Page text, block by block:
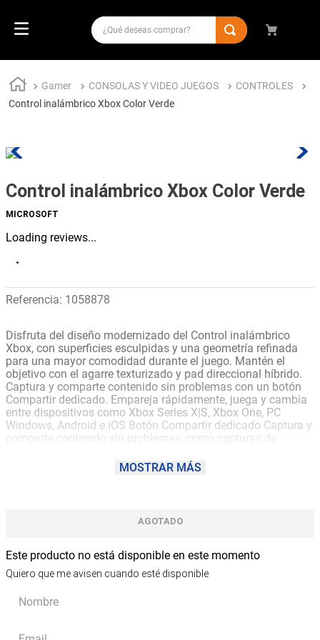
Gamer CONSOLAS Y VIDEO JUEGOS
CONTROLES
Control inalámbrico Xbox Color Verde
Control inalámbrico Xbox Color Verde
MICROSOFT
Loading reviews...
·
Referencia: 1058878
Disfruta del diseño modernizado del Control inalámbrico
Xbox, con superficies esculpidas y una geometría refinada
para una mayor comodidad durante el juego. Mantén el
objetivo con el agarre texturizado y pad direccional híbrido.
Captura y comparte contenido sin problemas con un botón
Compartir dedicado. Empareja rápidamente, juega y cambia
entre dispositivos como Xbox Series X|S, Xbox One, PC
Windows, Android e iOS Botón Compartir dedicado Captura y
comparte contenido sin problemas, como capturas de
Mantén el objetivo Mantén el objetivo con el nuevo pad
Xbox Series S, Xbox One, PC Windows, Android e iOS.
Compatibilidad Incluye tecnología inalámbrica de Xbox y
y tabletas compatibles. Conecta cualquier audífono
compatible en el conector para auriculares estéreo de 3.5
mm. CONECTIVIDAD: Conéctate a las consolas Xbox con la
inalámbrica a PC Windows 10/11, tabletas, iOS y Android
Series S, Xbox One, Windows 10/11, Android e Ios BATERIA:
MOSTRAR MÁS
AGOTADO
Este producto no está disponible en este momento
Quiero que me avisen cuando esté disponible